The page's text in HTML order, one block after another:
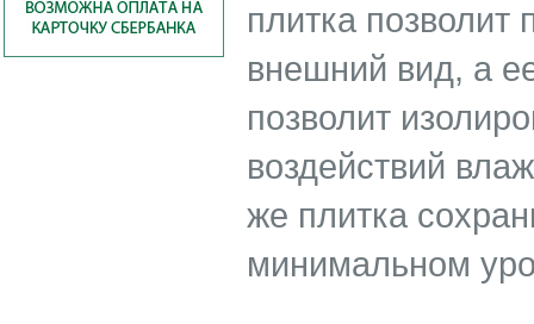
плитка
внешний вид, а
позволит
воздействий
же плитка
минимальном